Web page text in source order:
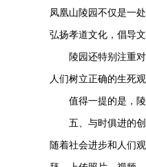
凤凰山陵园不仅是一
弘扬孝道文化，倡导文
陵园还特别注重
人们树立正确的生死观
值得一提的是，
五、与时俱进的
随着社会进步和人们